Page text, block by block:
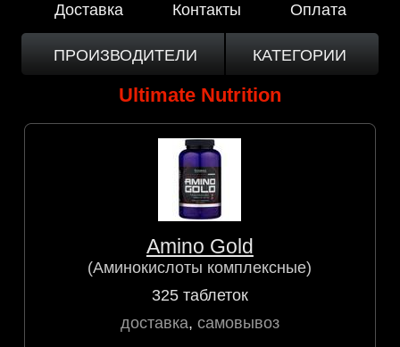
Доставка Контакты Оплата
ПРОИЗВОДИТЕЛИ КАТЕГОРИИ
Ultimate Nutrition
Amino Gold
(Аминокислоты комплексные)
325 таблеток
доставка, самовывоз